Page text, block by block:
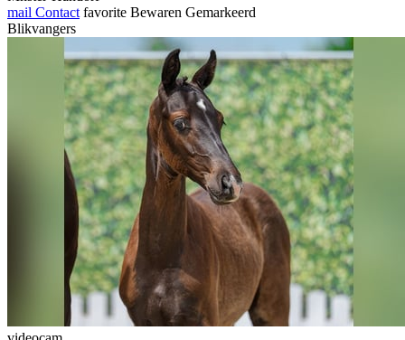
mail Contact favorite Bewaren Gemarkeerd
Blikvangers